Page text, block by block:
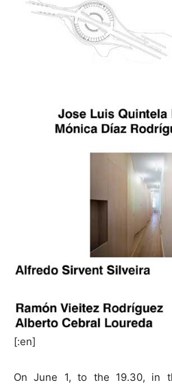
[:en]
On June 1, to the 19.30, in